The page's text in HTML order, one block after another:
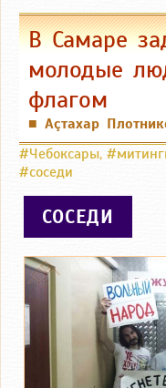
В Самаре
молодые
флагом
■ Аçтахар
#Чебоксары,
#соседи
СОСЕДИ